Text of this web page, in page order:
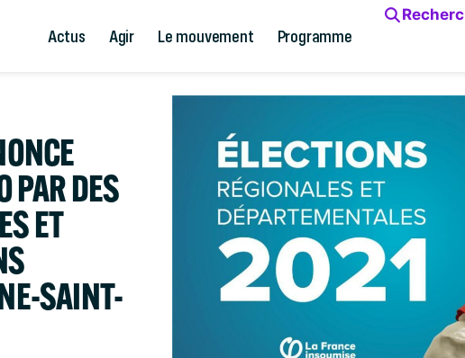
Actus Agir Le mouvement Programme
PAR DES
ET
SAINT-